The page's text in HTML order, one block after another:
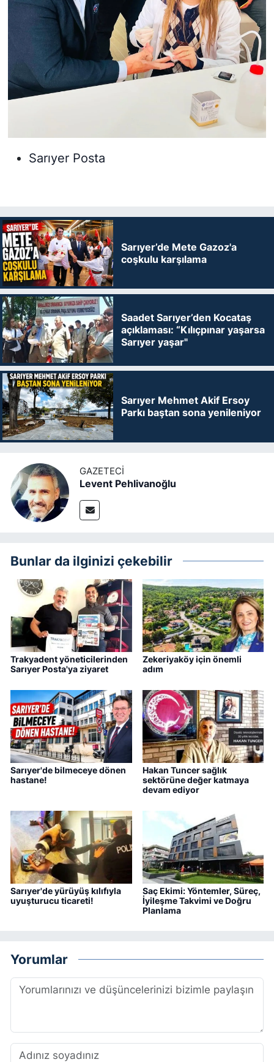
Sarıyer Posta
Sarıyer’de Mete Gazoz'a
coşkulu karşılama
Saadet Sarıyer’den Kocataş
açıklaması: “Kılıçpınar yaşarsa
Sarıyer yaşar"
Sarıyer Mehmet Akif Ersoy
Parkı baştan sona yenileniyor
GAZETECI
Levent Pehlivanoğlu
Bunlar da ilginizi çekebilir
Trakyadent yöneticilerinden
Sarıyer Posta'ya ziyaret
Zekeriyaköy için önemli
adım
Sarıyer'de bilmeceye dönen
hastane!
Hakan Tuncer sağlık
sektörüne değer katmaya
devam ediyor
Sarıyer'de yürüyüş kılıfıyla
uyuşturucu ticareti!
Saç Ekimi: Yöntemler, Süreç,
İyileşme Takvimi ve Doğru
Planlama
Yorumlar